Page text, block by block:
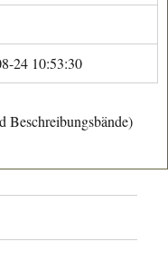
24 10:53:30
Beschreibungsbände)